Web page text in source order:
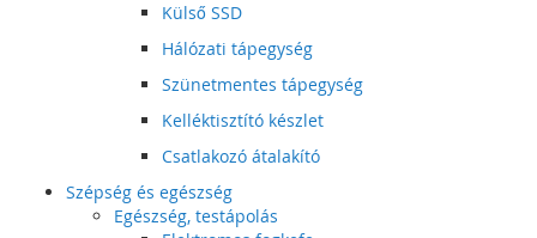
Külső SSD
Hálózati tápegység
Szünetmentes tápegység
Kelléktisztító készlet
Csatlakozó átalakító
Szépség és egészség
Egészség, testápolás